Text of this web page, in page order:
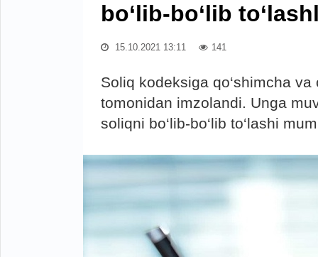
bo‘lib-bo‘lib
15.10.2021 13:11 141
Soliq kodeksiga qo‘shimcha
tomonidan imzolandi. Unga
soliqni bo‘lib-bo‘lib to‘lashi